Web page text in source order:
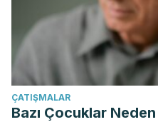
ÇATIŞMALAR
Bazı Çocuklar